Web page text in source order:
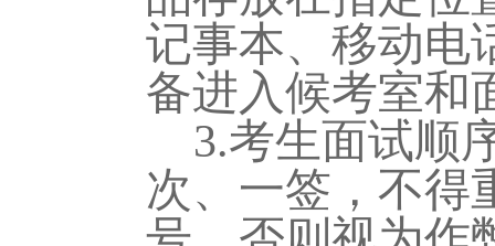
记事本、移动电
备进入候考室和
3.考生面试顺
次、一签，不得